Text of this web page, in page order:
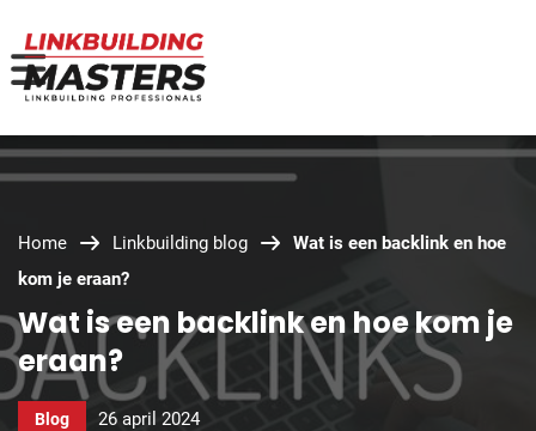
Home Linkbuilding blog
Wat is een backlink en hoe
kom je eraan?
Wat is een backlink en hoe kom je
eraan?
Blog 26 april 2024